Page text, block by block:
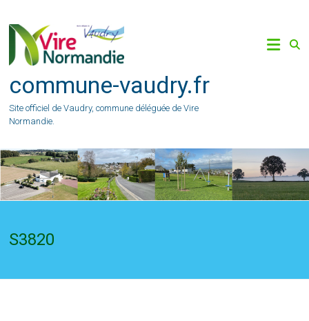
content
commune-vaudry.fr
Site officiel de Vaudry, commune déléguée de Vire
Normandie.
S3820